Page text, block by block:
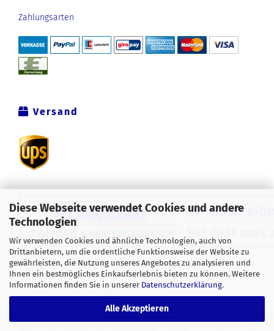
Diese Webseite verwendet Cookies und andere
Technologien
Wir verwenden Cookies und ähnliche Technologien, auch von
Drittanbietern, um die ordentliche Funktionsweise der Website zu
gewährleisten, die Nutzung unseres Angebotes zu analysieren und
Ihnen ein bestmögliches Einkaufserlebnis bieten zu können. Weitere
Informationen finden Sie in unserer Datenschutzerklärung.
Alle Akzeptieren
Zahlungsarten
Versand
Alle Preise verstehen sich inklusive der gesetzlichen
Mehrwertsteuer, zzgl.Versandkostensoweit nicht anders
gekennzeichnet.